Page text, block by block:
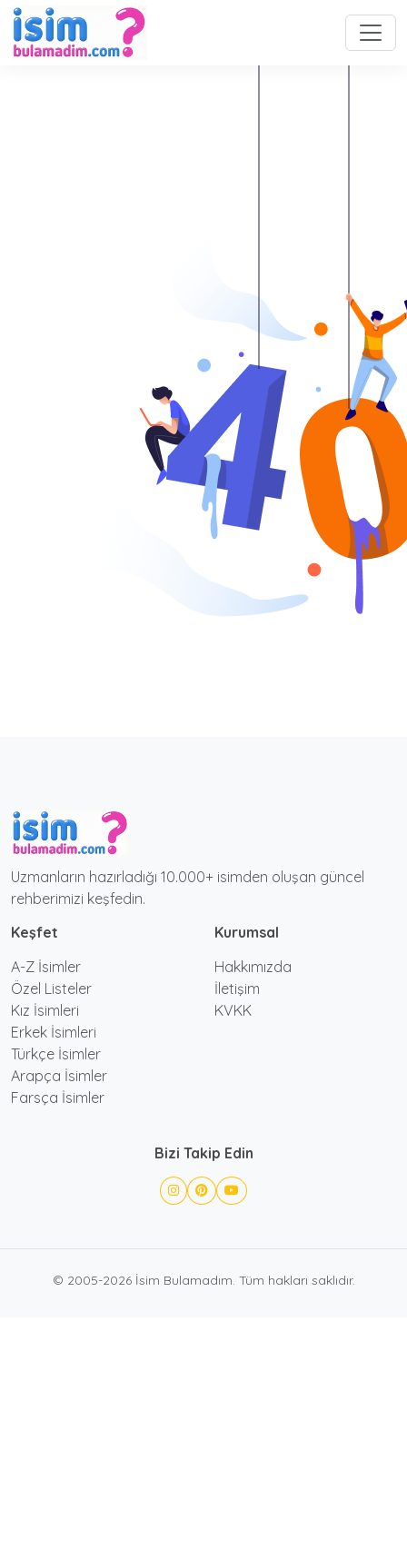
Uzmanların hazırladığı 10.000+ isimden oluşan güncel
rehberimizi keşfedin.
Keşfet
A-Z İsimler
Özel Listeler
Kız İsimleri
Erkek İsimleri
Türkçe İsimler
Arapça İsimler
Farsça İsimler
Kurumsal
Hakkımızda
İletişim
KVKK
Bizi Takip Edin
© 2005-2026 İsim Bulamadım. Tüm hakları saklıdır.